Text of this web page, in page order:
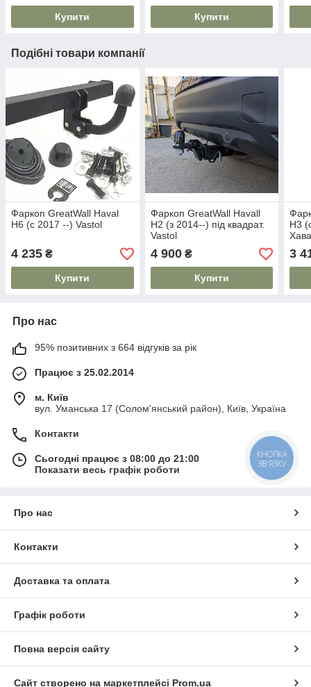
Купити Купити
Подібні товари компанії
Фаркоп GreatWall Haval
H6 (c 2017 --) Vastol
4 235 ₴
Купити
Фаркоп GreatWall Havall
H2 (з 2014--) під квадрат.
Vastol
4 900₴
Купити
H3
3
Про нас
95% позитивних з 664 відгуків за рік
Працює з 25.02.2014
м. Київ
вул. Уманська 17 (Солом'янський район), Київ, Україна
Контакти
Сьогодні працює з 08:00 до 21:00
Показати весь графік роботи
Про нас
Контакти
Доставка та оплата
Графік роботи
Повна версія сайту
Сайт створено на маркетплейсі Prom.ua